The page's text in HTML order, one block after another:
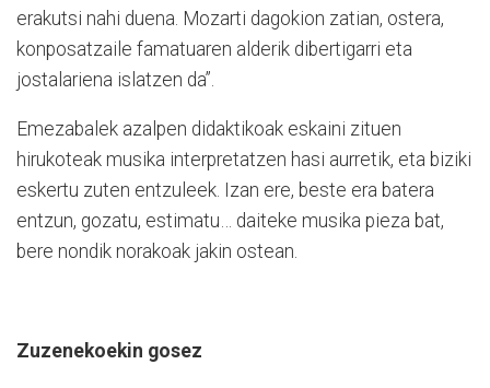
erakutsi nahi duena. Mozarti dagokion zatian, ostera,
konposatzaile famatuaren alderik dibertigarri eta
jostalariena islatzen da”.
Emezabalek azalpen didaktikoak eskaini zituen
hirukoteak musika interpretatzen hasi aurretik, eta biziki
eskertu zuten entzuleek. Izan ere, beste era batera
entzun, gozatu, estimatu… daiteke musika pieza bat,
bere nondik norakoak jakin ostean.
Zuzenekoekin gosez